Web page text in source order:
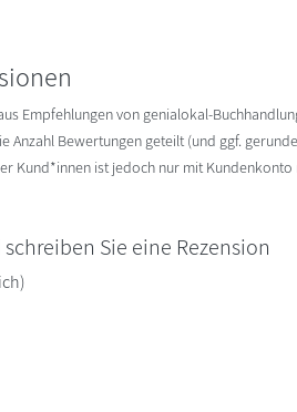
Empfehlungen von genialokal-
Anzahl Bewertungen geteilt (und ggf.
Kund*innen ist jedoch nur mit Kundenkonto
Sie eine Rezension